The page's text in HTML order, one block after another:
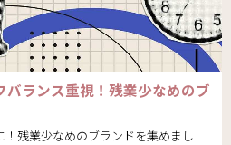
バランス重視！残業少なめのブ
残業少なめのブランドを集めまし